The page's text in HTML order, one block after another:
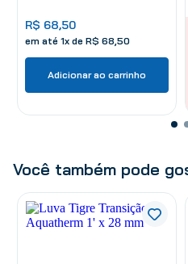
R$ 68,50
em até 1x de R$ 68 50
Adicionar ao carrinho
Você também pode